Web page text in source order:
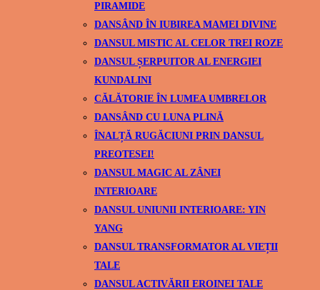
PIRAMIDE
DANSÂND ÎN IUBIREA MAMEI DIVINE
DANSUL MISTIC AL CELOR TREI ROZE
DANSUL ȘERPUITOR AL ENERGIEI
KUNDALINI
CĂLĂTORIE ÎN LUMEA UMBRELOR
DANSÂND CU LUNA PLINĂ
ÎNALȚĂ RUGĂCIUNI PRIN DANSUL
PREOTESEI!
DANSUL MAGIC AL ZÂNEI
INTERIOARE
DANSUL UNIUNII INTERIOARE: YIN
YANG
DANSUL TRANSFORMATOR AL VIEȚII
TALE
DANSUL ACTIVĂRII EROINEI TALE